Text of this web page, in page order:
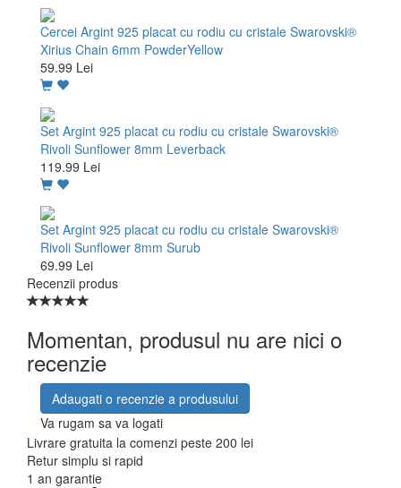
Cercei Argint 925 placat cu rodiu cu cristale Swarovski®
Xirius Chain 6mm PowderYellow
59.99 Lei
Set Argint 925 placat cu rodiu cu cristale Swarovski®
Rivoli Sunflower 8mm Leverback
119.99 Lei
Set Argint 925 placat cu rodiu cu cristale Swarovski®
Rivoli Sunflower 8mm Surub
69.99 Lei
Recenzii produs
Momentan, produsul nu are nici o
recenzie
Adaugati o recenzie a produsului
Va rugam sa va logati
Livrare gratuita la comenzi peste 200 lei
Retur simplu si rapid
1 an garantie